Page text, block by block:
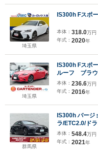
埼玉県
IS300h Fスポ
本体： 318.0万円
年式： 2020年
埼玉県
IS300h Fスポ
ルーフ ブラ
セグTV
ホイール オ
本体： 236.6万円
年式： 2016年
群馬県
IS300h バージ
ラ/ETC2.0/ド
ル/パワーシー
コントロール/
本体： 548.4万円
年式： 2021年